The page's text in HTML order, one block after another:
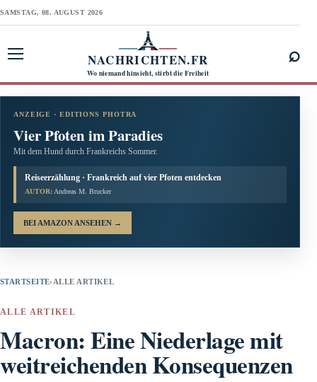
SAMSTAG, 08. AUGUST 2026
NACHRICHTEN.FR
Wo niemand hinsieht, stirbt die Freiheit
⌕
ANZEIGE · EDITIONS PHOTRA
Vier Pfoten im Paradies
Mit dem Hund durch Frankreichs Sommer.
Reiseerzählung · Frankreich auf vier Pfoten entdecken
AUTOR: Andreas M. Brucker
BEI AMAZON ANSEHEN →
STARTSEITE› ALLE ARTIKEL
ALLE ARTIKEL
Macron: Eine Niederlage mit
weitreichenden Konsequenzen